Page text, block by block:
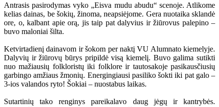
Antrasis pasirodymas vyko „Eisva mudu abudu“ scenoje. Atlikome
kelias dainas, be šokių, žinoma, neapsiėjome. Gera nuotaika sklandė
ore, o, kalbant apie orą, jis taip pat dalyvius ir žiūrovus palepino –
buvo maloniai šilta.
Ketvirtadienį dainavom ir šokom per naktį VU Alumnato kiemelyje.
Dalyvių ir žiūrovų būrys pripildė visą kiemelį. Buvo galima sutikti
nuo mažiausių folkloristų iki folklore ir tautosakoje pasikausčiusių
garbingo amžiaus žmonių. Energingiausi pasiliko šokti iki pat galo –
3-ios valandos ryto! Šokiai – nuostabus laikas.
Sutartinių tako renginys pareikalavo daug jėgų ir kantrybės.